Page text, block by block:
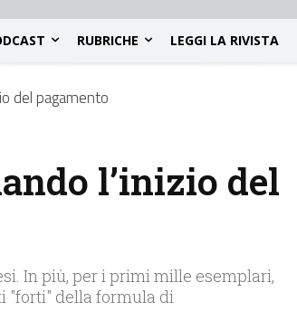
RUBRICHE LEGGI LA RIVISTA
del pagamento
l’inizio del
In più, per i primi mille esemplari,
"forti" della formula di